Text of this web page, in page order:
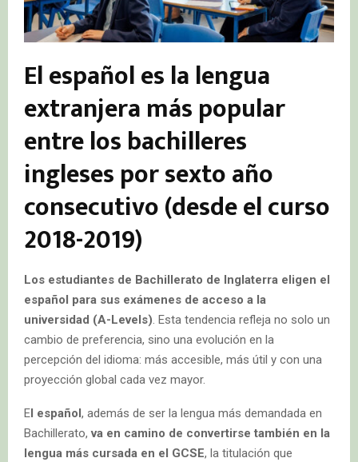
El español es la lengua
extranjera más popular
entre los bachilleres
ingleses por sexto año
consecutivo (desde el curso
2018-2019)
Los estudiantes de Bachillerato de Inglaterra eligen el
español para sus exámenes de acceso a la
universidad (A-Levels). Esta tendencia refleja no solo un
cambio de preferencia, sino una evolución en la
percepción del idioma: más accesible, más útil y con una
proyección global cada vez mayor.
El español, además de ser la lengua más demandada en
Bachillerato,va en camino de convertirse también en la
lengua más cursada en el GCSE, la titulación que